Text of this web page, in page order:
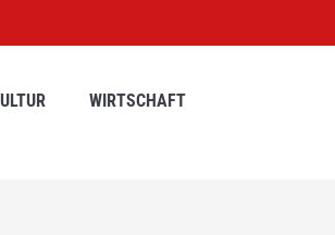
WIRTSCHAFT